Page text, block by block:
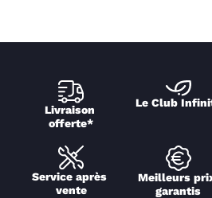
Livraison
offerte*
Le Club
Service après
vente
Meilleurs
garantis